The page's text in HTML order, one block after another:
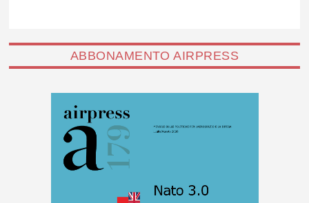
ABBONAMENTO AIRPRESS